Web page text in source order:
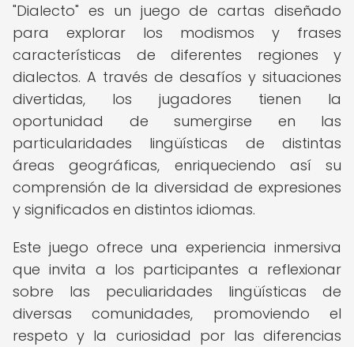
"Dialecto" es un juego de cartas diseñado
para explorar los modismos y frases
características de diferentes regiones y
dialectos. A través de desafíos y situaciones
divertidas, los jugadores tienen la
oportunidad de sumergirse en las
particularidades lingüísticas de distintas
áreas geográficas, enriqueciendo así su
comprensión de la diversidad de expresiones
y significados en distintos idiomas.
Este juego ofrece una experiencia inmersiva
que invita a los participantes a reflexionar
sobre las peculiaridades lingüísticas de
diversas comunidades, promoviendo el
respeto y la curiosidad por las diferencias